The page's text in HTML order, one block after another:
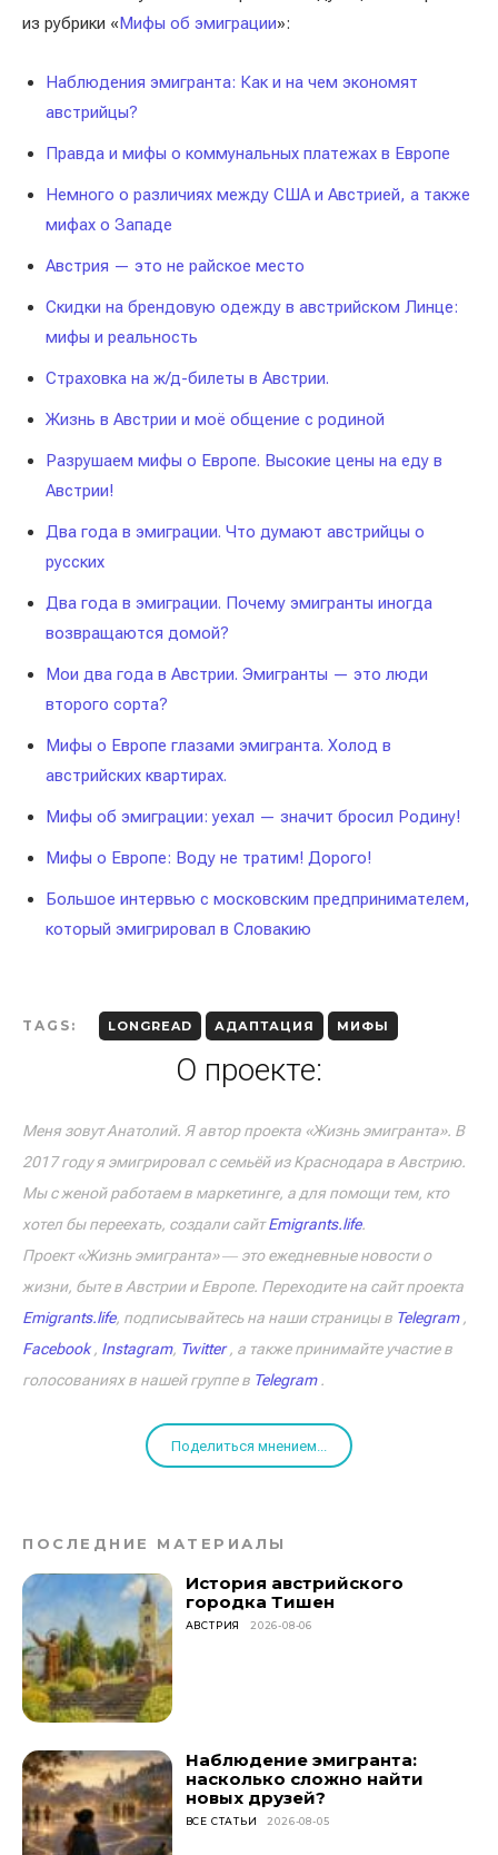
из рубрики «Мифы об эмиграции»:
Наблюдения эмигранта: Как и на чем экономят
австрийцы?
Правда и мифы о коммунальных платежах в Европе
Немного о различиях между США и Австрией, а также
мифах о Западе
Австрия — это не райское место
Скидки на брендовую одежду в австрийском Линце:
мифы и реальность
Страховка на ж/д-билеты в Австрии.
Жизнь в Австрии и моё общение с родиной
Разрушаем мифы о Европе. Высокие цены на еду в
Австрии!
Два года в эмиграции. Что думают австрийцы о
русских
Два года в эмиграции. Почему эмигранты иногда
возвращаются домой?
Мои два года в Австрии. Эмигранты — это люди
второго сорта?
Мифы о Европе глазами эмигранта. Холод в
австрийских квартирах.
Мифы об эмиграции: уехал — значит бросил Родину!
Мифы о Европе: Воду не тратим! Дорого!
Большое интервью с московским предпринимателем,
который эмигрировал в Словакию
TAGS: LONGREAD АДАПТАЦИЯ МИФЫ
О проекте:
Меня зовут Анатолий. Я автор проекта «Жизнь эмигранта». В
2017 году я эмигрировал с семьёй из Краснодара в Австрию.
Мы с женой работаем в маркетинге, а для помощи тем, кто
хотел бы переехать, создали сайтEmigrants.life.
Проект «Жизнь эмигранта» ― это ежедневные новости о
жизни, быте в Австрии и Европе. Переходите на сайт проекта
Emigrants.life, подписывайтесь на наши страницы в Telegram,
Facebook, Instagram, Twitter, а также принимайте участие в
голосованиях в нашей группе в Telegram.
Поделиться мнением...
ПОСЛЕДНИЕ МАТЕРИАЛЫ
История австрийского
городка Тишен
АВСТРИЯ 2026-08-06
Наблюдение эмигранта:
насколько сложно найти
новых друзей?
ВСЕ СТАТЬИ 2026-08-05